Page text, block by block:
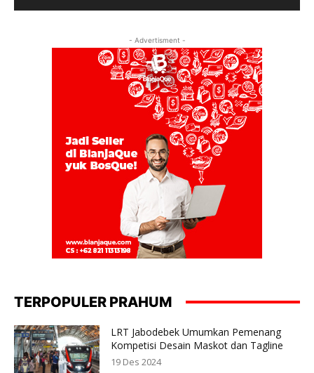
- Advertisment -
TERPOPULER PRAHUM
LRT Jabodebek Umumkan Pemenang
Kompetisi Desain Maskot dan Tagline
19 Des 2024